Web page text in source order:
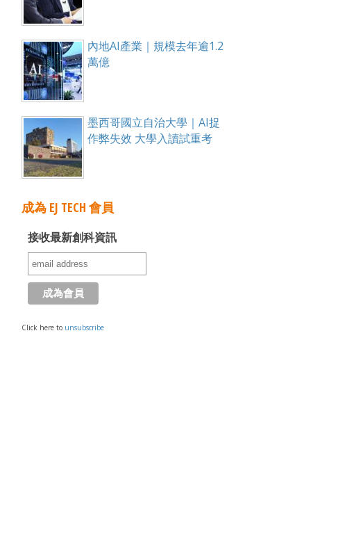
內地AI產業｜規模去年逾1.2
萬億
墨西哥國立自治大學｜AI捉
作弊失效 大學入讀試重考
成為 EJ TECH 會員
接收最新創科資訊
Click here to unsubscribe